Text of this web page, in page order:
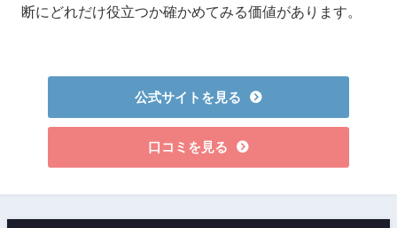
断にどれだけ役立つか確かめてみる価値があります。
公式サイトを見る
口コミを見る